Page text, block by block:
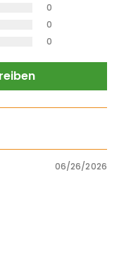
0
0
0
06/26/2026